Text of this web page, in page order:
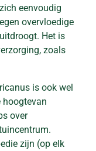
eenvoudig
overvloedige
Het is
zoals
is ook wel
hoogtevan
over
zijn (op elk